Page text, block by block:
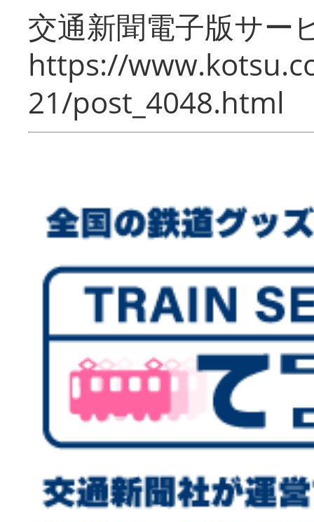
交通新聞電子版サー
https://
21/post_4048.html